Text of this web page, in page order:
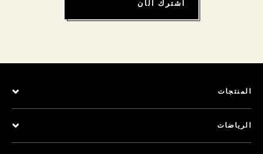
اشترك الآن
المنتجات
الرياضات